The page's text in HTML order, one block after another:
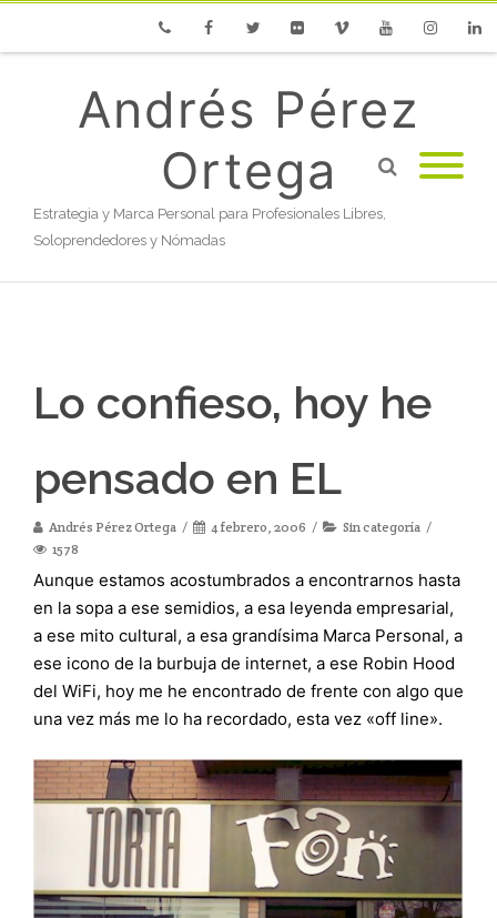
Andrés Pérez
Ortega
Estrategia y Marca Personal para Profesionales Libres,
Soloprendedores y Nómadas
Lo confieso, hoy he
pensado en EL
Andrés Pérez Ortega 4 febrero, 2006
Sin categoría
1578
Aunque estamos acostumbrados a encontrarnos hasta
en la sopa a ese semidios, a esa leyenda empresarial,
a ese mito cultural, a esa grandísima Marca Personal, a
ese icono de la burbuja de internet, a ese Robin Hood
del WiFi, hoy me he encontrado de frente con algo que
una vez más me lo ha recordado, esta vez «off line».